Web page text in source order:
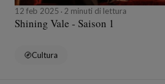
12 feb 2025 2 minuti di lettura
Shining Vale - Saison 1
Cultura